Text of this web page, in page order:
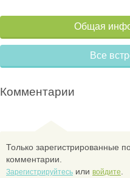
Общая
Все
Комментарии
Только зарегистрированные
комментарии.
Зарегистрируйтесь или войдите